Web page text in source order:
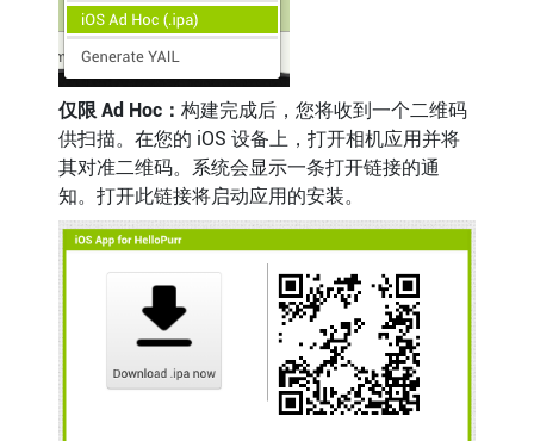
仅限 Ad Hoc： 构建完成后，您将收到一个二维码
供扫描。在您的 iOS 设备上，打开相机应用并将
其对准二维码。系统会显示一条打开链接的通
知。打开此链接将启动应用的安装。